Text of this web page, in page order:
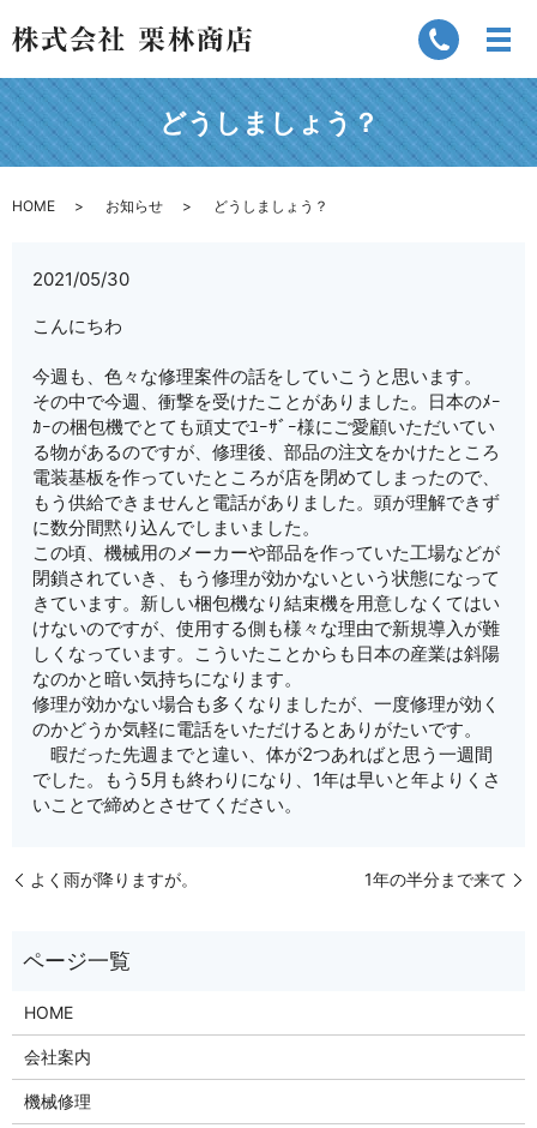
どうしましょう？
HOME お知らせ どうしましょう？
2021/05/30
こんにちわ
今週も、色々な修理案件の話をしていこうと思います。
その中で今週、衝撃を受けたことがありました。日本のﾒｰ
ｶｰの梱包機でとても頑丈でﾕｰｻﾞｰ様にご愛顧いただいてい
る物があるのですが、修理後、部品の注文をかけたところ
電装基板を作っていたところが店を閉めてしまったので、
もう供給できませんと電話がありました。頭が理解できず
に数分間黙り込んでしまいました。
この頃、機械用のメーカーや部品を作っていた工場などが
閉鎖されていき、もう修理が効かないという状態になって
きています。新しい梱包機なり結束機を用意しなくてはい
けないのですが、使用する側も様々な理由で新規導入が難
しくなっています。こういたことからも日本の産業は斜陽
なのかと暗い気持ちになります。
修理が効かない場合も多くなりましたが、一度修理が効く
のかどうか気軽に電話をいただけるとありがたいです。
暇だった先週までと違い、体が2つあればと思う一週間
でした。もう5月も終わりになり、1年は早いと年よりくさ
いことで締めとさせてください。
よく雨が降りますが。 1年の半分まで来て
HOME
会社案内
機械修理